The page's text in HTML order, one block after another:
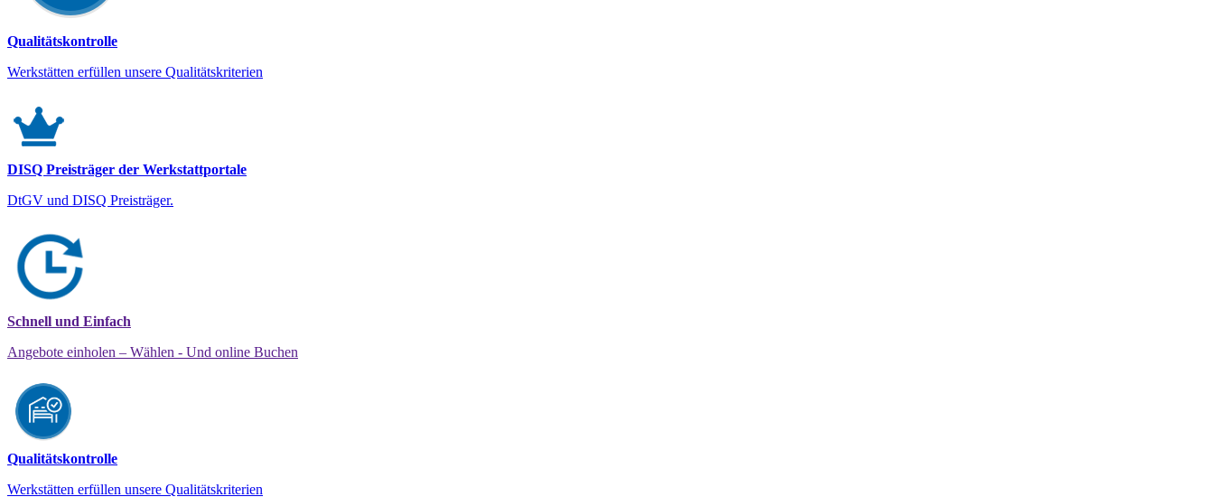
Qualitätskontrolle
Werkstätten erfüllen unsere Qualitätskriterien
DISQ Preisträger der Werkstattportale
DtGV und DISQ Preisträger.
Schnell und Einfach
Angebote einholen – Wählen - Und online Buchen
Qualitätskontrolle
Werkstätten erfüllen unsere Qualitätskriterien